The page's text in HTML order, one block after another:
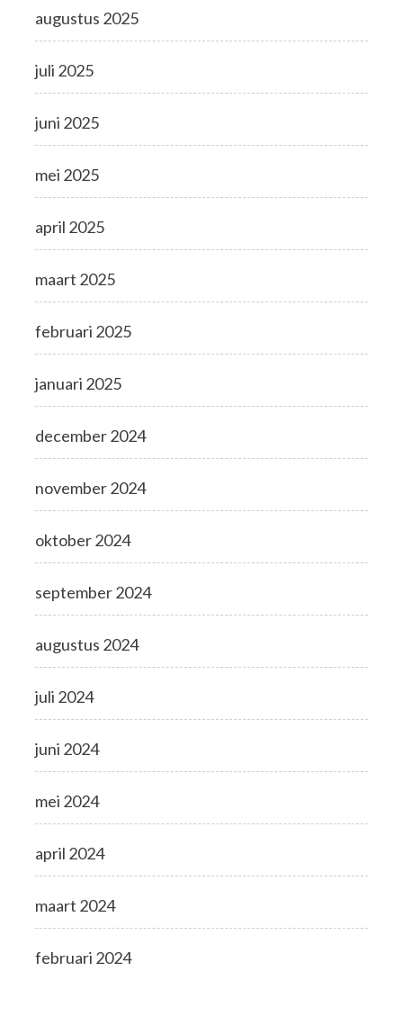
augustus 2025
juli 2025
juni 2025
mei 2025
april 2025
maart 2025
februari 2025
januari 2025
december 2024
november 2024
oktober 2024
september 2024
augustus 2024
juli 2024
juni 2024
mei 2024
april 2024
maart 2024
februari 2024